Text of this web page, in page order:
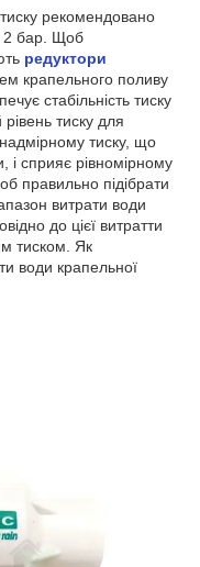
тиску рекомендовано
2 бар. Щоб
редуктори
крапельного поливу
стабільність тиску
тиску для
тиску, що
сприяє рівномірному
правильно підібрати
витрати води
до цієї витратти
тиском. Як
води крапельної